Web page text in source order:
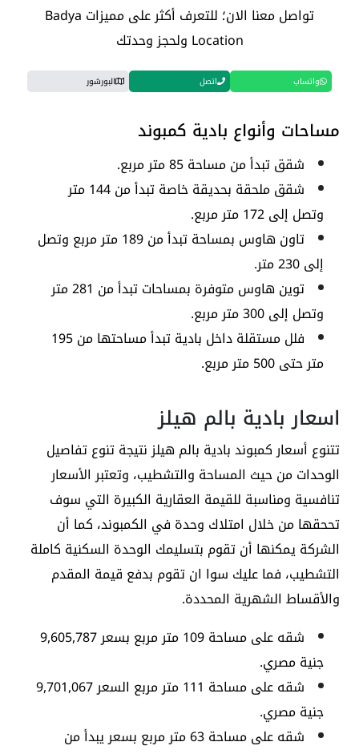
تواصل معنا الان؛ للتعرف أكثر على مميزات Badya
Location ولحجز وحدتك
واتساب اتصل البورشور
مساحات وأنواع بادية كمبوند
شقق تبدأ من مساحة 85 متر مربع.
شقق ملحقة بحديقة خاصة تبدأ من 144 متر
وتصل إلى 172 متر مربع.
تاون هاوس بمساحة تبدأ من 189 متر مربع وتصل
إلى 230 متر.
توين هاوس متوفرة بمساحات تبدأ من 281 متر
وتصل إلى 300 متر مربع.
فلل مستقلة داخل بادية تبدأ مساحتها من 195
متر حتى 500 متر مربع.
اسعار بادية بالم هيلز
تتنوع أسعار كمبوند بادية بالم هيلز نتيجة تنوع تفاصيل
الوحدات من حيث المساحة والتشطيب، وتعتبر الأسعار
تنافسية ومناسبة للقيمة العقارية الكبيرة التي سوف
تححقها من خلال امتلاك وحدة في الكمبوند، كما أن
الشركة يمكنها أن تقوم بتسليمك الوحدة السكنية كاملة
التشطيب، فما عليك سوا ان تقوم بدفع قيمة المقدم
والأقساط الشهرية المحددة.
شقه على مساحة 109 متر مربع بسعر 9,605,787
جنية مصري.
شقه على مساحة 111 متر مربع السعر 9,701,067
جنية مصري.
شقه على مساحة 63 متر مربع بسعر يبدأ من